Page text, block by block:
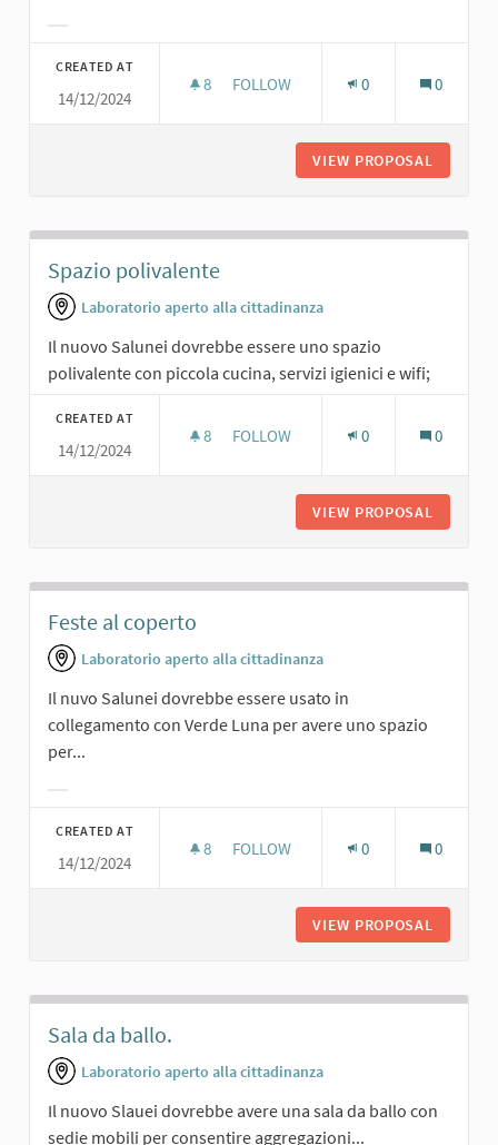
CREATED AT
14/12/2024
8 8 FOLLOWERS
FOLLOW 0 0
VIEW PROPOSAL
Spazio polivalente
Laboratorio aperto alla cittadinanza
Il nuovo Salunei dovrebbe essere uno spazio
polivalente con piccola cucina, servizi igienici e wifi;
CREATED AT
14/12/2024
8 8 FOLLOWERS
FOLLOW 0 0
VIEW PROPOSAL
Feste al coperto
Laboratorio aperto alla cittadinanza
Il nuvo Salunei dovrebbe essere usato in
collegamento con Verde Luna per avere uno spazio
per...
CREATED AT
14/12/2024
8 8 FOLLOWERS
FOLLOW 0 0
VIEW PROPOSAL
Sala da ballo.
Laboratorio aperto alla cittadinanza
Il nuovo Slauei dovrebbe avere una sala da ballo con
sedie mobili per consentire aggregazioni...